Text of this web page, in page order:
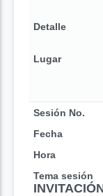
Detalle
Lugar
Sesión No.
Fecha
Hora
Tema sesión